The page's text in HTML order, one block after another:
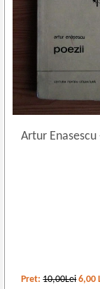
Artur Enasescu
Pret:10,00Lei 6,00